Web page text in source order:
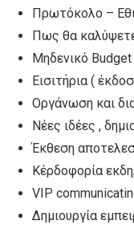
Πρωτόκολο –
Πως θα
Μηδενικό Budget
Εισιτήρια (
Οργάνωση και
Νέες ιδέες ,
Έκθεση
Κέρδοφορία
VIP
Δημιουργία